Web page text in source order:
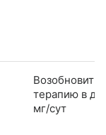
Возобновить
терапию в
мг/сут